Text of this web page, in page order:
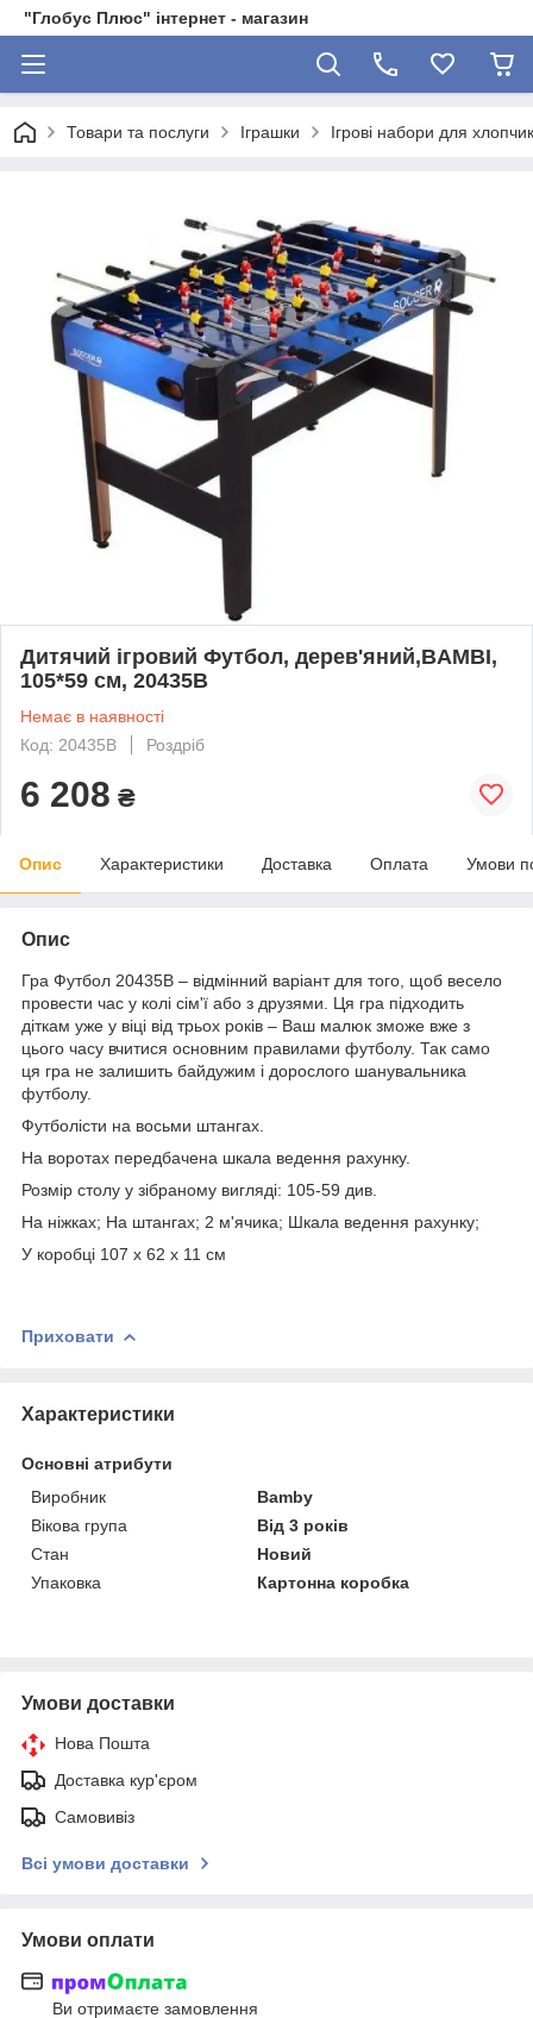
"Глобус Плюс" інтернет - магазин
Товари та послуги Іграшки Ігрові набори для
Дитячий ігровий Футбол, дерев'яний,BAMBI,
105*59 см, 20435B
Немає в наявності
Код: 20435B
Роздріб
6 208 ₴
Опис Характеристики Доставка Оплата Умови
Опис
Гра Футбол 20435B – відмінний варіант для того, щоб весело
провести час у колі сім'ї або з друзями. Ця гра підходить
діткам уже у віці від трьох років – Ваш малюк зможе вже з
цього часу вчитися основним правилами футболу. Так само
ця гра не залишить байдужим і дорослого шанувальника
футболу.
Футболісти на восьми штангах.
На воротах передбачена шкала ведення рахунку.
Розмір столу у зібраному вигляді: 105-59 див.
На ніжках; На штангах; 2 м'ячика; Шкала ведення рахунку;
У коробці 107 х 62 х 11 см
Приховати
Характеристики
Основні атрибути
Виробник
Bamby
Вікова група
Від 3 років
Стан
Новий
Упаковка
Картонна коробка
Умови доставки
Нова Пошта
Доставка кур'єром
Самовивіз
Всі умови доставки
Умови оплати
Ви отримаєте замовлення